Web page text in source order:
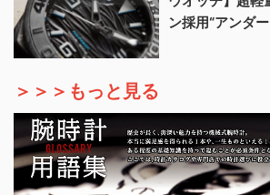
ン採用“アンダ
＞＞＞もっと見る